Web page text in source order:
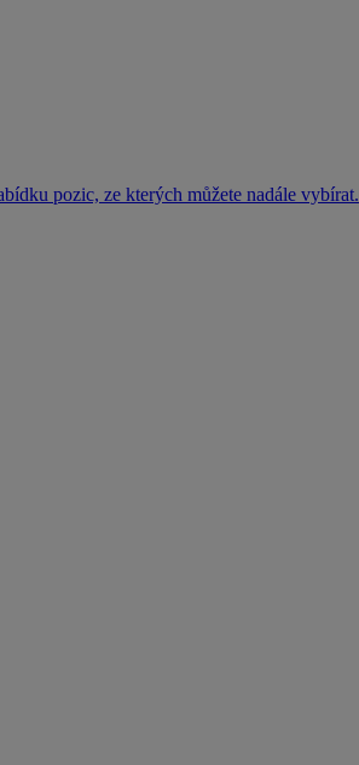
pozic, ze kterých můžete nadále vybírat.